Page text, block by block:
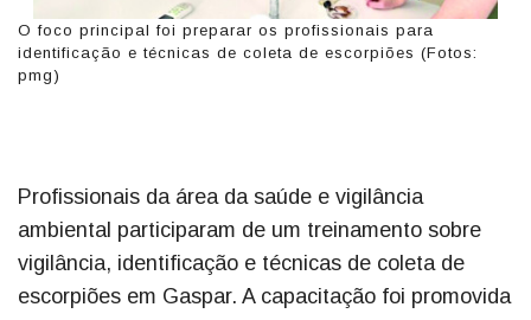
O foco principal foi preparar os profissionais para
identificação e técnicas de coleta de escorpiões (Fotos:
pmg)
Profissionais da área da saúde e vigilância
ambiental participaram de um treinamento sobre
vigilância, identificação e técnicas de coleta de
escorpiões em Gaspar. A capacitação foi promovida